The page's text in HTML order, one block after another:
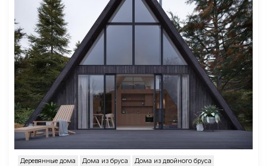
Деревянные дома Дома из бруса Дома из двойного бруса